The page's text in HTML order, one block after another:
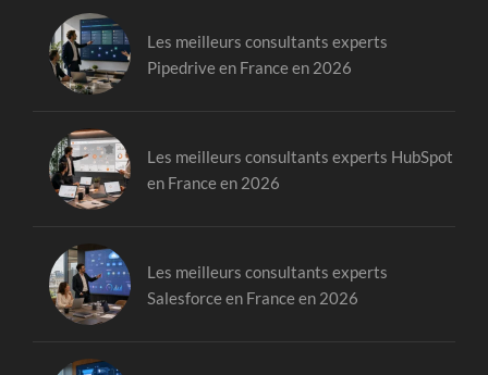
Les meilleurs consultants experts
Pipedrive en France en 2026
Les meilleurs consultants experts HubSpot
en France en 2026
Les meilleurs consultants experts
Salesforce en France en 2026